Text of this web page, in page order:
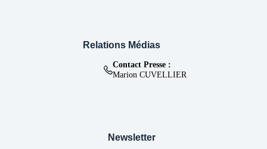
Relations Médias
Contact Presse :
Marion CUVELLIER
Newsletter